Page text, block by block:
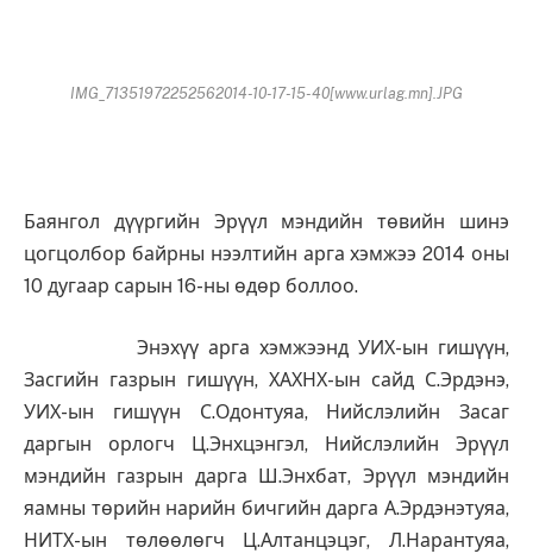
IMG_71351972252562014-10-17-15-40[www.urlag.mn].JPG
Баянгол дүүргийн Эрүүл мэндийн төвийн шинэ
цогцолбор байрны нээлтийн арга хэмжээ 2014 оны
10 дугаар сарын 16-ны өдөр боллоо.
Энэхүү арга хэмжээнд УИХ-ын гишүүн,
Засгийн газрын гишүүн, ХАХНХ-ын сайд С.Эрдэнэ,
УИХ-ын гишүүн С.Одонтуяа, Нийслэлийн Засаг
даргын орлогч Ц.Энхцэнгэл, Нийслэлийн Эрүүл
мэндийн газрын дарга Ш.Энхбат, Эрүүл мэндийн
яамны төрийн нарийн бичгийн дарга А.Эрдэнэтуяа,
НИТХ-ын төлөөлөгч Ц.Алтанцэцэг, Л.Нарантуяа,